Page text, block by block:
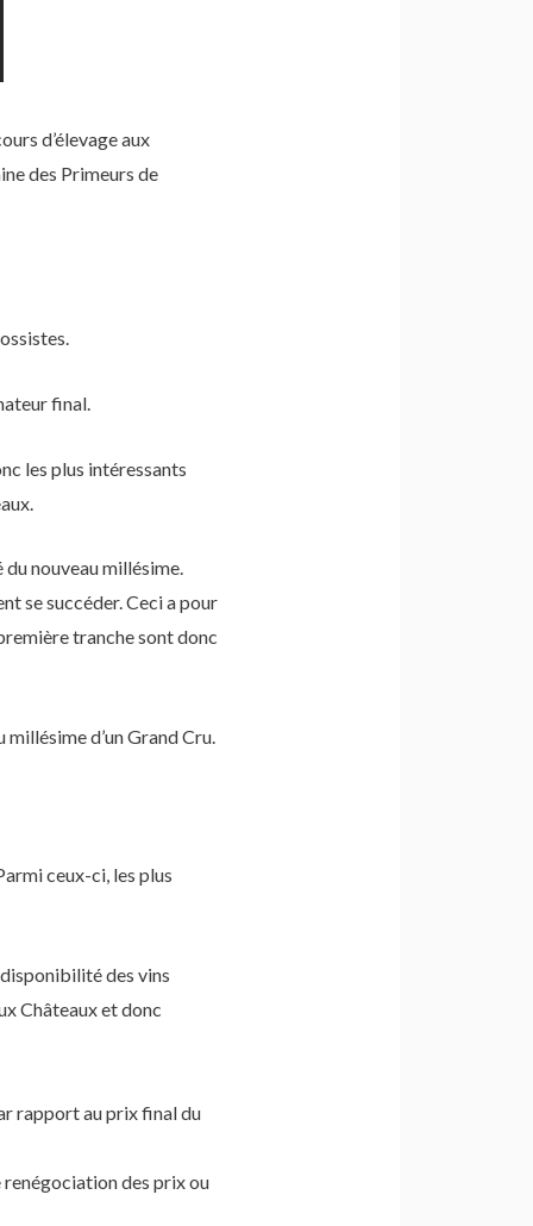
d’élevage aux
des Primeurs de
final.
les plus intéressants
nouveau millésime.
se succéder. Ceci a pour
tranche sont donc
d’un Grand Cru.
ceux-ci, les plus
des vins
Châteaux et donc
rapport au prix final du
renégociation des prix ou